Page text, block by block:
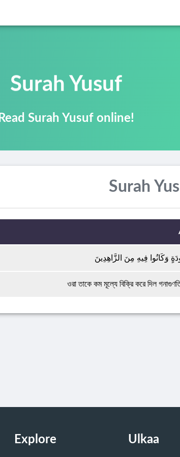
Surah Yusuf
Read Surah Yusuf online!
Surah
وَكَانُوا فِيهِ مِنَ الزَّاهِدِينَ
ওরা তাকে কম মূল্যে বিক্রি করে দিল
Explore Ulkaa